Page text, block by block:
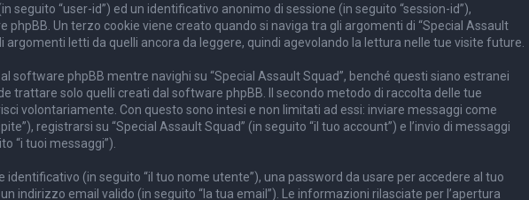
seguito “user-id”) ed un identificativo anonimo di sessione (in seguito “session-id”),
Un terzo cookie viene creato quando si naviga tra gli argomenti di “Special Assault
letti da quelli ancora da leggere, quindi agevolando la lettura nelle tue visite future.
software phpBB mentre navighi su “Special Assault Squad”, benché questi siano estranei
trattare solo quelli creati dal software phpBB. Il secondo metodo di raccolta delle tue
volontariamente. Con questo sono intesi e non limitati ad essi: inviare messaggi come
registrarsi su “Special Assault Squad” (in seguito “il tuo account”) e l’invio di messaggi
“i tuoi messaggi”).
identificativo (in seguito “il tuo nome utente”), una password da usare per accedere al tuo
indirizzo email valido (in seguito “la tua email”). Le informazioni rilasciate per l’apertura